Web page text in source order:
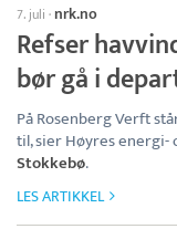
7. juli · nrk.no
Refser
bør gå i
På Rosenberg Verft
til, sier Høyres
Stokkebø.
LES ARTIKKEL